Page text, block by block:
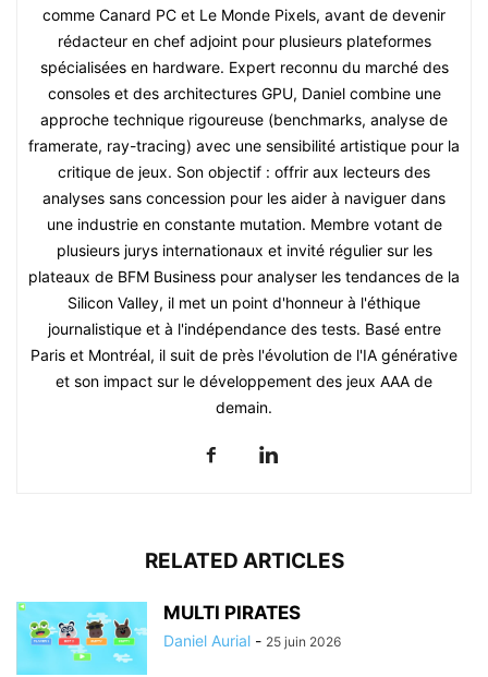
comme Canard PC et Le Monde Pixels, avant de devenir
rédacteur en chef adjoint pour plusieurs plateformes
spécialisées en hardware. Expert reconnu du marché des
consoles et des architectures GPU, Daniel combine une
approche technique rigoureuse (benchmarks, analyse de
framerate, ray-tracing) avec une sensibilité artistique pour la
critique de jeux. Son objectif : offrir aux lecteurs des
analyses sans concession pour les aider à naviguer dans
une industrie en constante mutation. Membre votant de
plusieurs jurys internationaux et invité régulier sur les
plateaux de BFM Business pour analyser les tendances de la
Silicon Valley, il met un point d'honneur à l'éthique
journalistique et à l'indépendance des tests. Basé entre
Paris et Montréal, il suit de près l'évolution de l'IA générative
et son impact sur le développement des jeux AAA de
demain.
RELATED ARTICLES
MULTI PIRATES
Daniel Aurial - 25 juin 2026